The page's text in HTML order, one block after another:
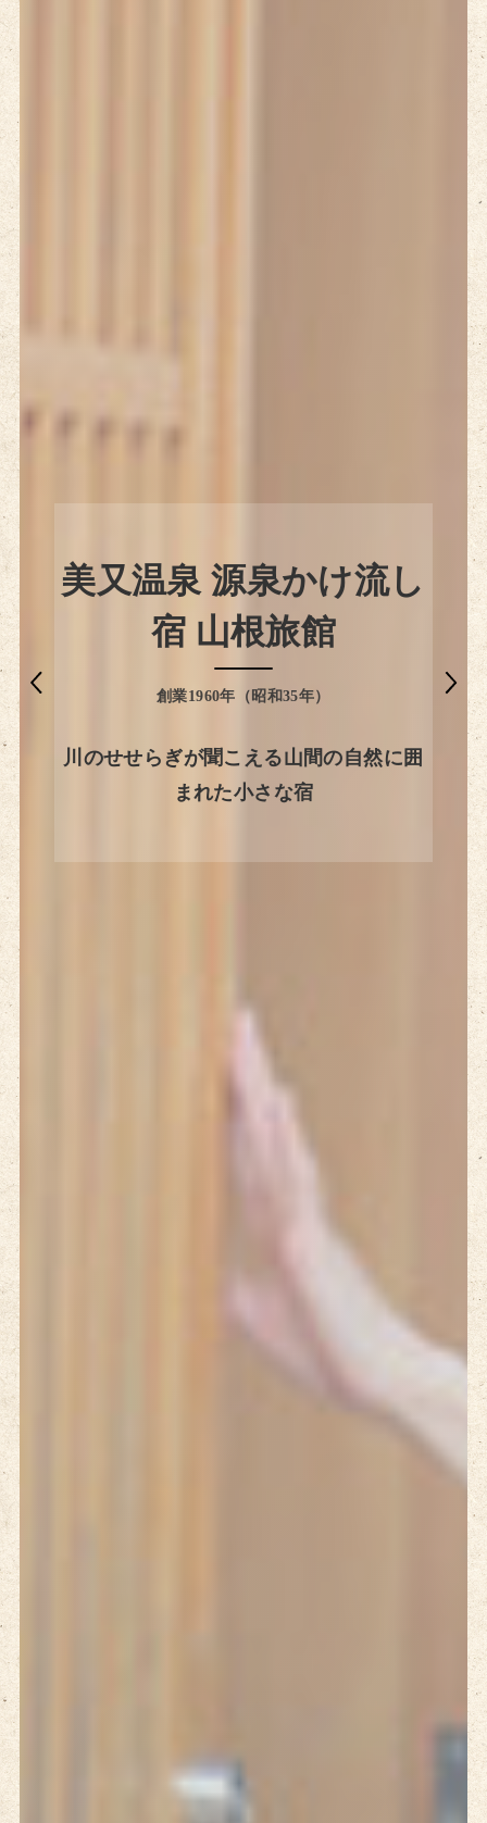
美又温泉 源泉かけ流し
宿 山根旅館
創業1960年（昭和35年）
川のせせらぎが聞こえる山間の自然に囲
まれた小さな宿
美又温泉 源泉かけ流し
宿 山根旅館
創業1960年（昭和35年）
川のせせらぎが聞こえる山間の自然に囲
まれた小さな宿
美又温泉 源泉かけ流し
宿 山根旅館
創業1960年（昭和35年）
川のせせらぎが聞こえる山間の自然に囲
まれた小さな宿
美又温泉 源泉かけ流し
宿 山根旅館
創業1960年（昭和35年）
川のせせらぎが聞こえる山間の自然に囲
まれた小さな宿
美又温泉 源泉かけ流し
宿 山根旅館
創業1960年（昭和35年）
川のせせらぎが聞こえる山間の自然に囲
まれた小さな宿